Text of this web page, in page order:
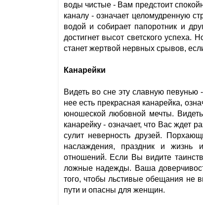
воды чистые - Вам предстоит
каналу - означает целомудренную
водой и собирает папоротник и
достигнет высот светского успеха.
станет жертвой нервных срывов,
Канарейки
Видеть во сне эту славную
нее есть прекрасная канарейка,
юношеской любовной мечты.
канарейку - означает, что Вас ждет
сулит неверность друзей.
наслаждения, праздник и жизнь
отношений. Если Вы видите
ложные надежды. Ваша
того, чтобы льстивые обещания не
пути и опасны для женщин.